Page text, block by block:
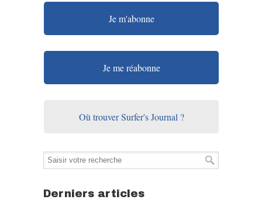
Je m'abonne
Je me réabonne
Où trouver Surfer's Journal ?
Derniers articles